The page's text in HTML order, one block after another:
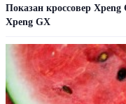
Показан кроссовер
Xpeng GX